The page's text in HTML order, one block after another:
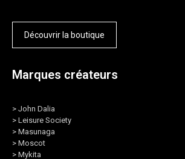
Découvrir la boutique
Marques créateurs
> John Dalia
> Leisure Society
> Masunaga
> Moscot
> Mykita